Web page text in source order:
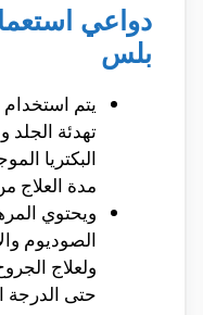
دواعي
بلس
يتم
تهدئة
البكتريا
مدة
ويحتوي
الصوديوم
ولعلاج
حتى الدرجة